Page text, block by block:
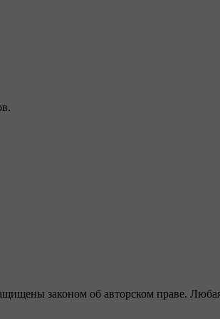
законом об авторском праве.